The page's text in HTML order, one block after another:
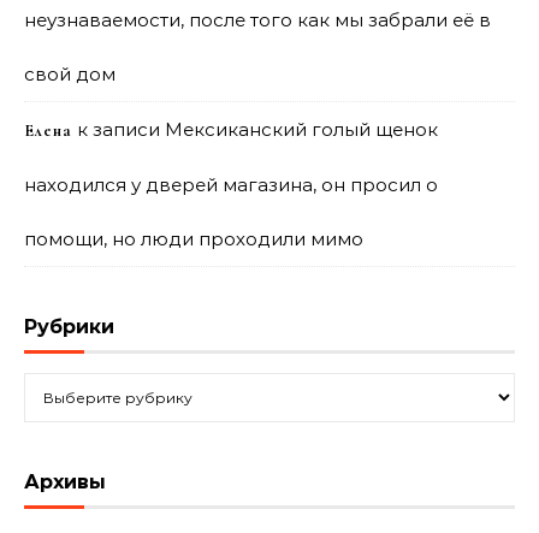
неузнаваемости, после того как мы забрали её в
свой дом
Елена к записи Мексиканский голый щенок
находился у дверей магазина, он просил о
помощи, но люди проходили мимо
Рубрики
Архивы